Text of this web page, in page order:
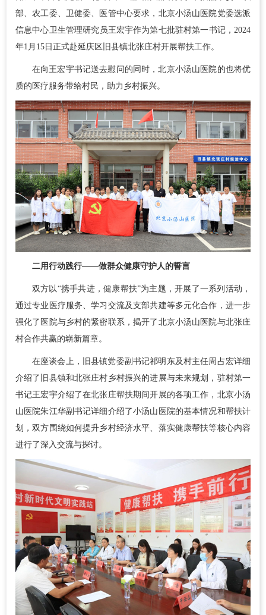
部、农工委、卫健委、医管中心要求，北京小汤山医院党委选派
信息中心卫生管理研究员王宏宇作为第七批驻村第一书记，2024
年1月15日正式赴延庆区旧县镇北张庄村开展帮扶工作。
在向王宏宇书记送去慰问的同时，北京小汤山医院的也将优
质的医疗服务带给村民，助力乡村振兴。
二用行动践行——做群众健康守护人的誓言
双方以“携手共进，健康帮扶”为主题，开展了一系列活动，
通过专业医疗服务、学习交流及支部共建等多元化合作，进一步
强化了医院与乡村的紧密联系，揭开了北京小汤山医院与北张庄
村合作共赢的崭新篇章。
在座谈会上，旧县镇党委副书记祁明东及村主任周占宏详细
介绍了旧县镇和北张庄村乡村振兴的进展与未来规划，驻村第一
书记王宏宇介绍了在北张庄帮扶期间开展的各项工作，北京小汤
山医院朱江华副书记详细介绍了小汤山医院的基本情况和帮扶计
划，双方围绕如何提升乡村经济水平、落实健康帮扶等核心内容
进行了深入交流与探讨。